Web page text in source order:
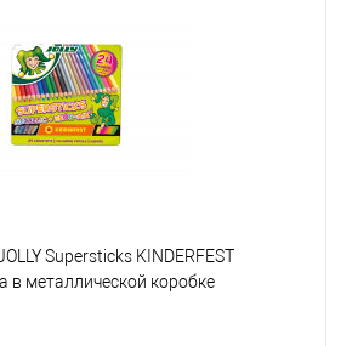
Supersticks KINDERFEST
в металлической коробке